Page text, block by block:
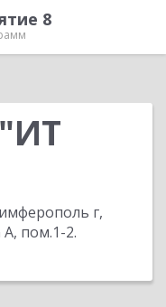
8
г,
А, пом.1-2.